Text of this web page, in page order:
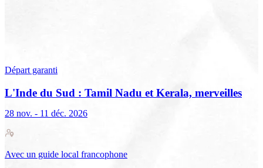
Départ garanti
L'Inde du Sud : Tamil Nadu et Kerala, merveilles
28 nov. - 11 déc. 2026
Avec un guide local francophone